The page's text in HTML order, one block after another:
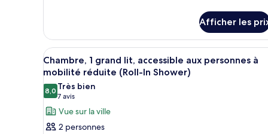
double
Chambre,
lit
double
Afficher les
Afficher
toutes
les
photos
pour
ce
Une chambre d’hôtel avec
5
Chambre, 1 grand lit, accessible aux personnes à
mobilité réduite (Roll-In Shower)
8,08,0 sur 10
Très bien
7 avis
(7 avis)
Vue sur la ville
2 personnes